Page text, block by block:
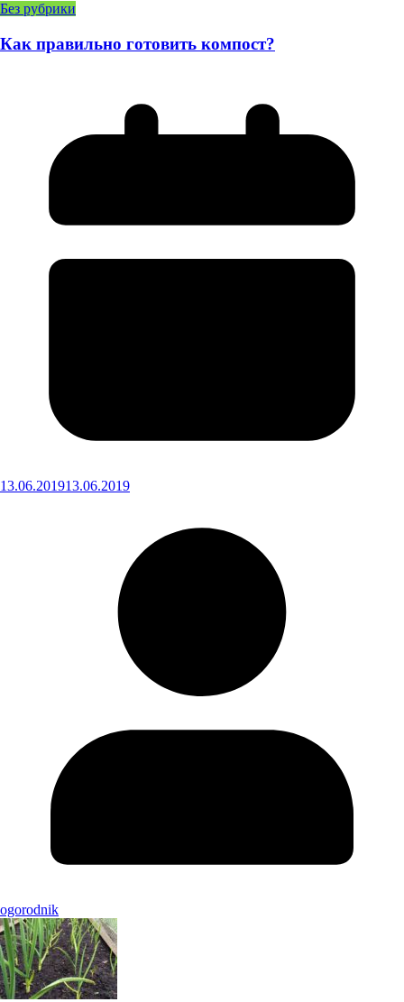
Без рубрики
Как правильно готовить компост?
13.06.201913.06.2019
ogorodnik